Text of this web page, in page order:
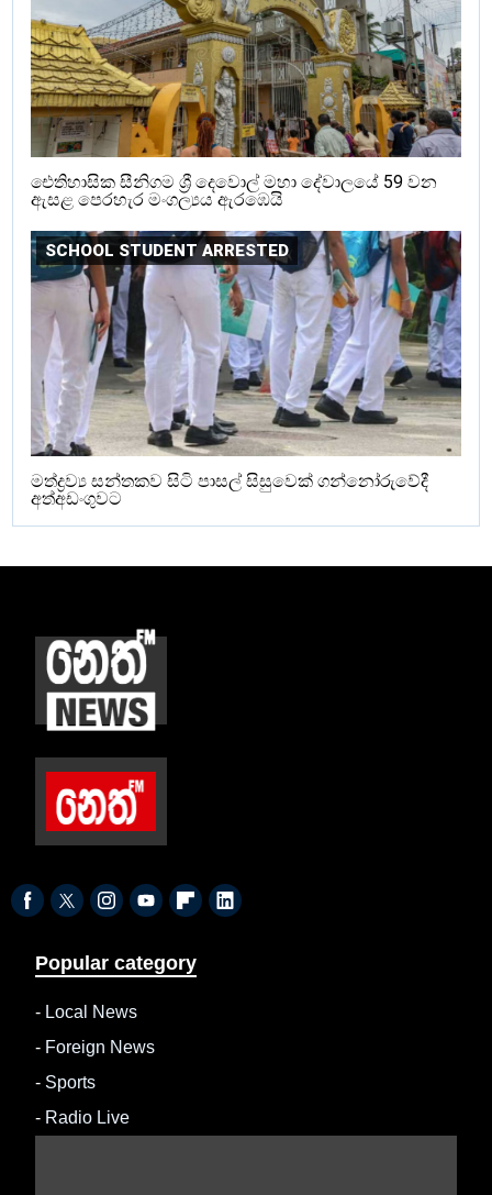
ඓතිහාසික සීනිගම ශ්‍රී දෙවොල් මහා දේවාලයේ 59 වන
ඇසළ පෙරහැර මංගල්‍යය ඇරඹෙයි
SCHOOL STUDENT ARRESTED
මත්ද්‍රව්‍ය සන්තකව සිටි පාසල් සිසුවෙක් ගන්නෝරුවේදී
අත්අඩංගුවට
Popular category
- Local News
- Foreign News
- Sports
- Radio Live